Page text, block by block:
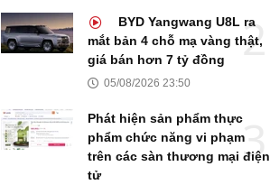
BYD Yangwang U8L ra
mắt bản 4 chỗ mạ vàng thật,
giá bán hơn 7 tỷ đồng
05/08/2026 23:50
Phát hiện sản phẩm thực
phẩm chức năng vi phạm
trên các sàn thương mại điện
tử